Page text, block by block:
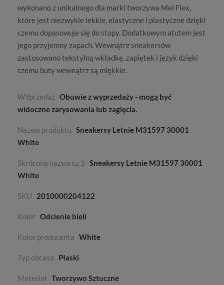
wykonano z unikalnego dla marki tworzywa Mel Flex,
które jest niezwykle lekkie, elastyczne i plastyczne dzięki
czemu dopasowuje się do stopy. Dodatkowym atutem jest
jego przyjemny zapach. Wewnątrz sneakersów
zastosowano tekstylną wkładkę, zapiętek i język dzięki
czemu buty wewnątrz są miękkie.
WYprzedaż Obuwie z wyprzedaży - mogą być
widoczne zarysowania lub zagięcia.
Nazwa produktu Sneakersy Letnie M31597 30001
White
Skrócona nazwa cz.1
Sneakersy Letnie M31597 30001
White
SKU 2010000204122
Kolor Odcienie bieli
Kolor producenta White
Typ obcasa Płaski
Materiał Tworzywo Sztuczne